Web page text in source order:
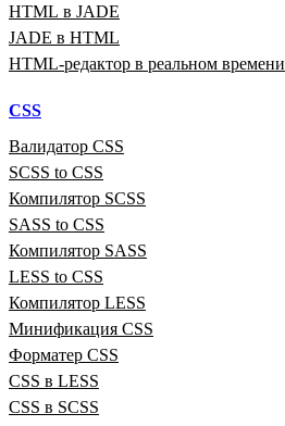
HTML в JADE
JADE в HTML
HTML‑редактор в реальном времени
CSS
Валидатор CSS
SCSS to CSS
Компилятор SCSS
SASS to CSS
Компилятор SASS
LESS to CSS
Компилятор LESS
Минификация CSS
Форматер CSS
CSS в LESS
CSS в SCSS